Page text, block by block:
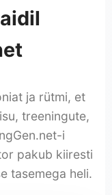
ja rütmi, et
treeningute,
i
pakub kiiresti
tasemega heli.